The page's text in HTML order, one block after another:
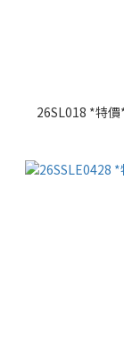
26SL018 *特